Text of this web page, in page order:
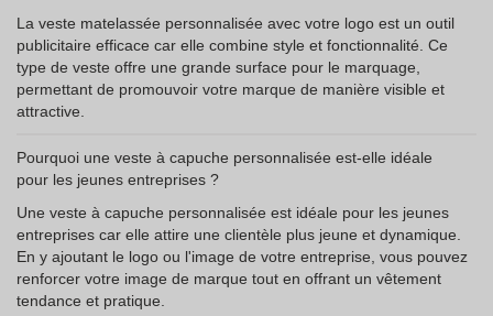
La veste matelassée personnalisée avec votre logo est un outil
publicitaire efficace car elle combine style et fonctionnalité. Ce
type de veste offre une grande surface pour le marquage,
permettant de promouvoir votre marque de manière visible et
attractive.
Pourquoi une veste à capuche personnalisée est-elle idéale
pour les jeunes entreprises ?
Une veste à capuche personnalisée est idéale pour les jeunes
entreprises car elle attire une clientèle plus jeune et dynamique.
En y ajoutant le logo ou l'image de votre entreprise, vous pouvez
renforcer votre image de marque tout en offrant un vêtement
tendance et pratique.